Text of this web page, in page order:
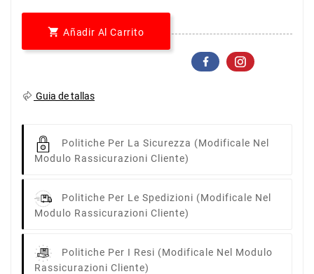
 Añadir Al Carrito
Guia de tallas
Politiche Per La Sicurezza (modificale Nel
Modulo Rassicurazioni Cliente)
Politiche Per Le Spedizioni (modificale Nel
Modulo Rassicurazioni Cliente)
Politiche Per I Resi (modificale Nel Modulo
Rassicurazioni Cliente)